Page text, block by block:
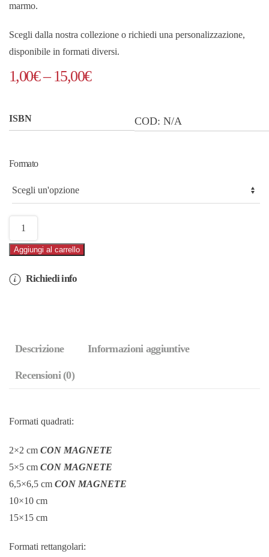
marmo.
Scegli dalla nostra collezione o richiedi una personalizzazione,
disponibile in formati diversi.
1,00€– 15,00€Fascia
da
ISBN COD: N/A
Formato
Marmo
Multiplo
Giorno
Acquerello
Aggiungi al carrello
Richiedi info
Descrizione Informazioni aggiuntive
Recensioni (0)
Formati quadrati:
2×2 cm CON MAGNETE
5×5 cm CON MAGNETE
6,5×6,5 cm CON MAGNETE
10×10 cm
15×15 cm
Formati rettangolari: